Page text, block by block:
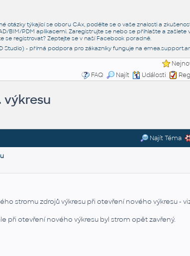
otázky týkající se oboru CAx, podělte se o vaše znalosti a
BIM/PDM aplikacemi. Zaregistrujte se nebo se přihlašte a
se registrovat? Zeptejte se v naší Facebook poradně.
Studio) - přímá podpora pro zákazníky funguje na
FAQ
Najít Události
výkresu
Najít Téma
stromu zdrojů výkresu při otevření nového výkresu -
při otevření nového výkresu byl strom opět zavřený.